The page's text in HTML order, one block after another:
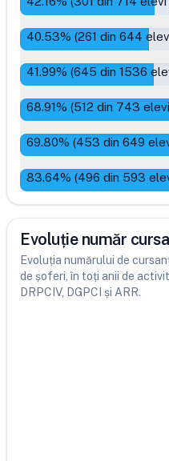
40.53% (261 din 644
41.99% (645 din 1536
68.91% (512 din 743
69.80% (453 din 649
83.64% (496 din 593
Evoluție număr
Evoluția numărului de
de șoferi, în toți anii de
DRPCIV, DGPCI și ARR.